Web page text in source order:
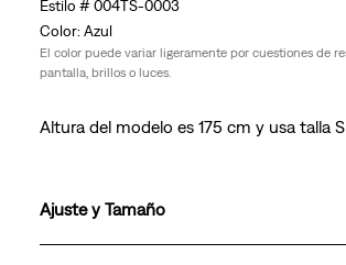
004TS-0003
Azul
El color puede variar ligeramente por cuestiones de
pantalla, brillos o luces.
Altura del modelo es 175 cm y usa talla S
Ajuste y Tamaño